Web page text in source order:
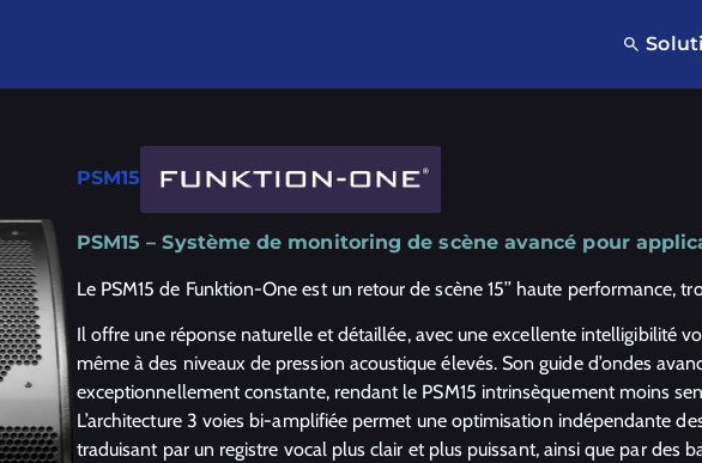
PSM15
PSM15 – Système de monitoring de scène avancé pour
Le PSM15 de Funktion-One est un retour de scène 15’’ haute performance,
Il offre une réponse naturelle et détaillée, avec une excellente intelligibilité
même à des niveaux de pression acoustique élevés. Son guide d’ondes
exceptionnellement constante, rendant le PSM15 intrinsèquement moins
L’architecture 3 voies bi-amplifiée permet une optimisation indépendante
traduisant par un registre vocal plus clair et plus puissant, ainsi que par des